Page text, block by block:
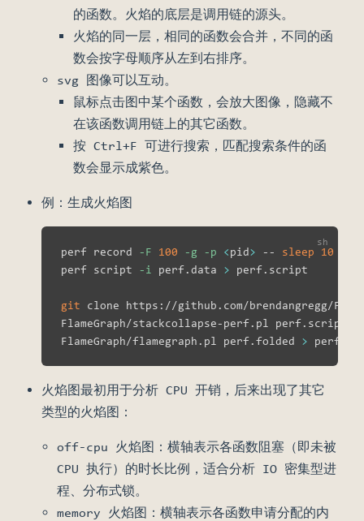
的函数。火焰的底层是调用链的源头。
火焰的同一层，相同的函数会合并，不同的函
数会按字母顺序从左到右排序。
svg 图像可以互动。
鼠标点击图中某个函数，会放大图像，隐藏不
在该函数调用链上的其它函数。
按 Ctrl+F 可进行搜索，匹配搜索条件的函
数会显示成紫色。
例：生成火焰图
perf record -F 100 -g -p <pid> -- sleep
10
perf script -i perf.data > perf.script
git clone https://github.com/brendangregg/
FlameGraph/stackcollapse-perf.pl perf.script
FlameGraph/flamegraph.pl perf.folded >
火焰图最初用于分析 CPU 开销，后来出现了其它
类型的火焰图：
off-cpu 火焰图：横轴表示各函数阻塞（即未被
CPU 执行）的时长比例，适合分析 IO 密集型进
程、分布式锁。
memory 火焰图：横轴表示各函数申请分配的内